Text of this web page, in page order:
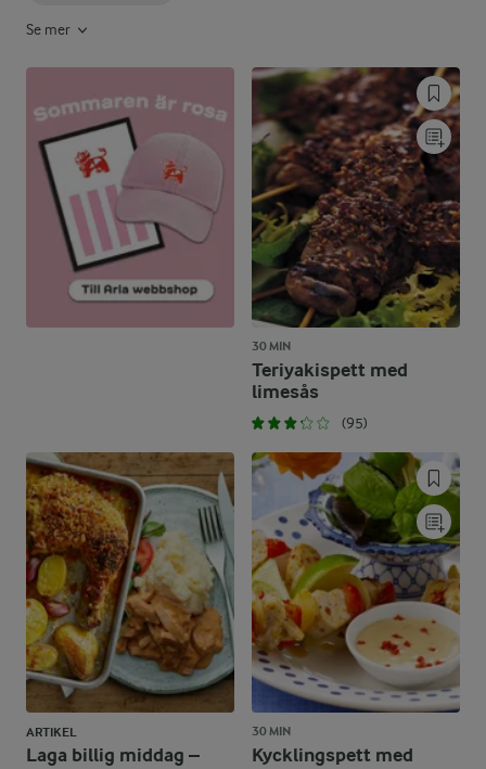
Se mer
30 MIN
Teriyakispett med
limesås
(95)
ARTIKEL
Laga billig middag –
30 MIN
Kycklingspett med